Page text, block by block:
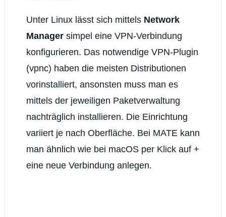
Unter Linux lässt sich mittels Network
Manager simpel eine VPN-Verbindung
konfigurieren. Das notwendige VPN-Plugin
(vpnc) haben die meisten Distributionen
vorinstalliert, ansonsten muss man es
mittels der jeweiligen Paketverwaltung
nachträglich installieren. Die Einrichtung
variiert je nach Oberfläche. Bei MATE kann
man ähnlich wie bei macOS per Klick auf +
eine neue Verbindung anlegen.